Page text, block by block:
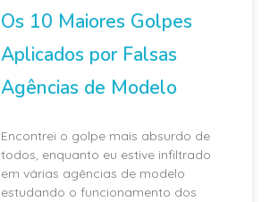
Os 10 Maiores Golpes
Aplicados por Falsas
Agências de Modelo
Encontrei o golpe mais absurdo de
todos, enquanto eu estive infiltrado
em várias agências de modelo
estudando o funcionamento dos